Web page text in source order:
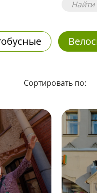
Сортировать по: